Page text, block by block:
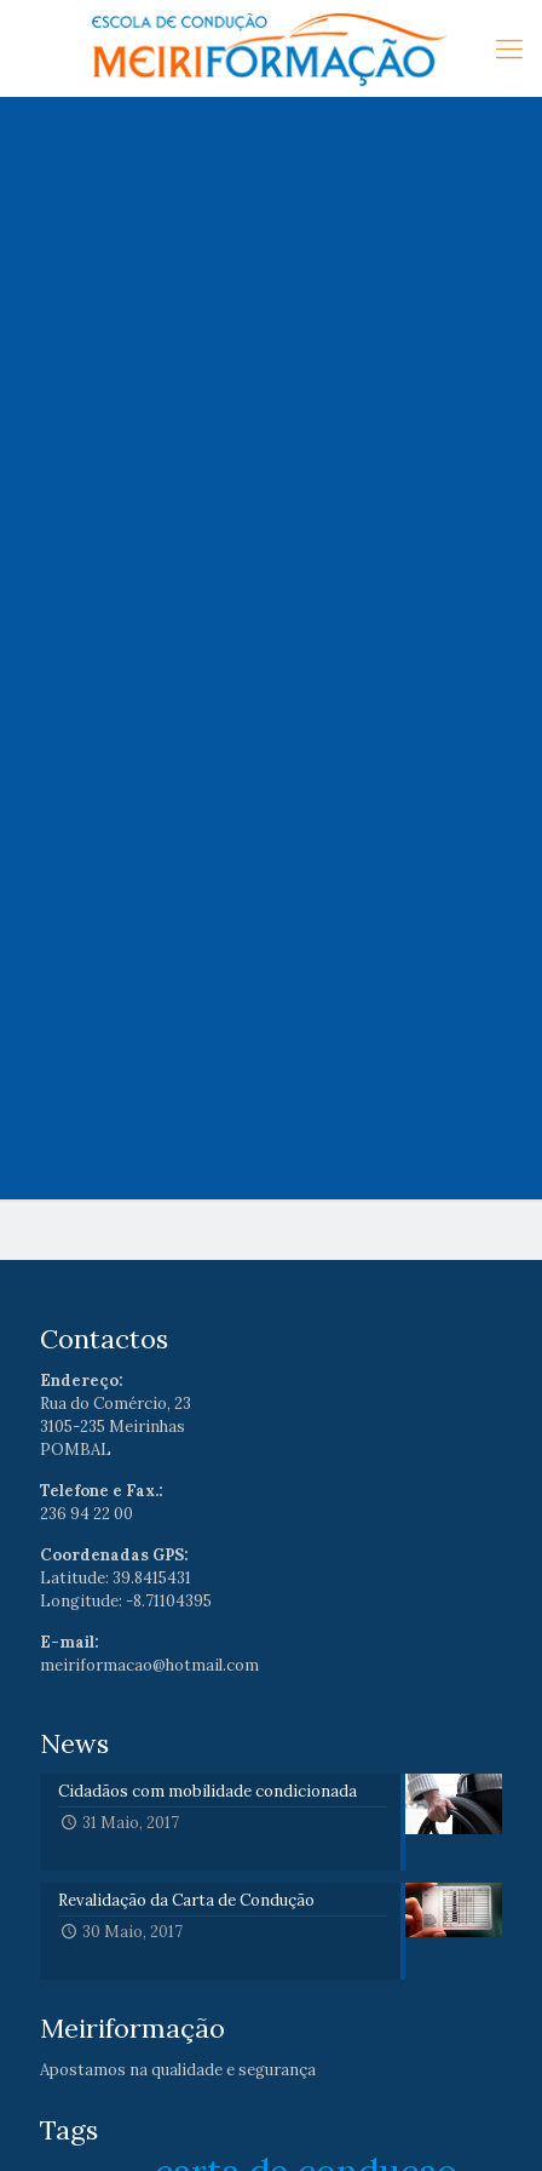
Contactos
Endereço:
Rua do Comércio, 23
3105-235 Meirinhas
POMBAL
Telefone e Fax.:
236 94 22 00
Coordenadas GPS:
Latitude: 39.8415431
Longitude: -8.71104395
E-mail:
meiriformacao@hotmail.com
News
Cidadãos com mobilidade condicionada
31 Maio, 2017
Revalidação da Carta de Condução
30 Maio, 2017
Meiriformação
Apostamos na qualidade e segurança
Tags